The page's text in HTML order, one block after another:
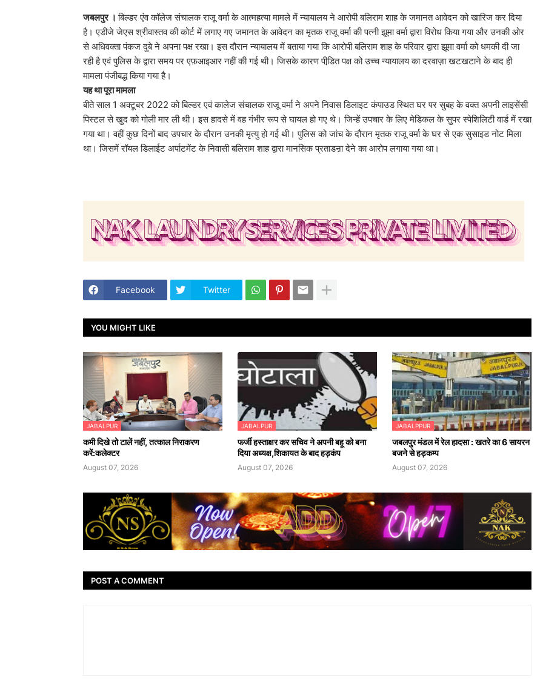
जबलपुर ।बिल्डर एंव कॉलेज संचालक राजू वर्मा के आत्महत्या मामले में न्यायालय ने आरोपी बलिराम शाह के जमानत आवेदन को खारिज कर दिया
है। एडीजे जेएस श्रीवास्तव की कोर्ट में लगाए गए जमानत के आवेदन का मृतक राजू वर्मा की पत्नी झूमा वर्मा द्वारा विरोध किया गया और उनकी ओर
से अधिवक्ता पंकज दुबे ने अपना पक्ष रखा। इस दौरान न्यायालय में बताया गया कि आरोपी बलिराम शाह के परिवार द्वारा झूमा वर्मा को धमकी दी जा
रही है एवं पुलिस के द्वारा समय पर एफ़आइआर नहीं की गई थी। जिसके कारण पीडि़त पक्ष को उच्च न्यायालय का दरवाज़ा खटखटाने के बाद ही
मामला पंजीबद्ध किया गया है।
यह था पूरा मामला
बीते साल 1 अक्टूबर 2022 को बिल्डर एवं कालेज संचालक राजू वर्मा ने अपने निवास डिलाइट कंपाउड स्थित घर पर सुबह के वक्त अपनी लाइसेंसी
पिस्टल से खुद को गोली मार ली थी। इस हादसे में वह गंभीर रूप से घायल हो गए थे। जिन्हें उपचार के लिए मेडिकल के सुपर स्पेशिलिटी वार्ड में रखा
गया था। वहीं कुछ दिनों बाद उपचार के दौरान उनकी मृत्यु हो गई थी। पुलिस को जांच के दौरान मृतक राजू वर्मा के घर से एक सुसाइड नोट मिला
था। जिसमें रॉयल डिलाईट अर्पाटमेंट के निवासी बलिराम शाह द्वारा मानसिक प्रताडऩा देने का आरोप लगाया गया था।
Facebook Twitter
YOU MIGHT LIKE
JABALPUR
कमी दिखे तो टालें नहीं, तत्काल निराकरण
करें:कलेक्टर
August 07, 2026
JABALPUR
फर्जी हस्ताक्षर कर सचिव ने अपनी बहू को बना
दिया अध्यक्ष,शिकायत के बाद हड़कंप
August 07, 2026
JABALPPUR
जबलपुर मंडल में रेल हादसा : खतरे का 6 सायरन
बजने से हड़कम्प
August 07, 2026
POST A COMMENT